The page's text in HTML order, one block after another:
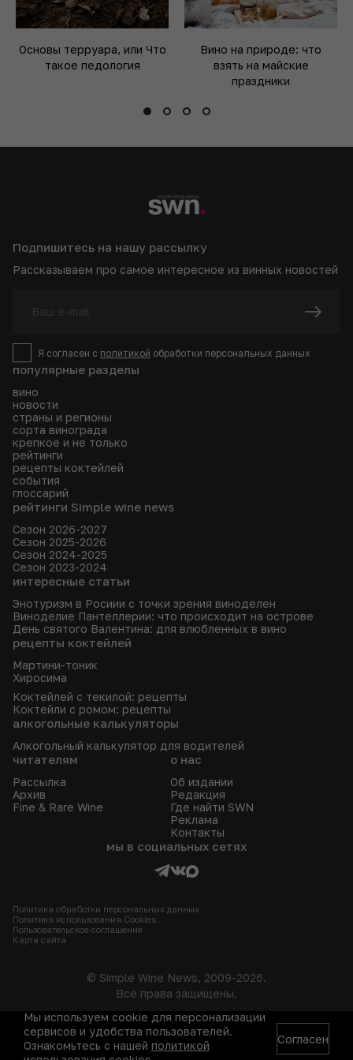
Основы терруара, или Что
такое педология
Вино на природе: что
взять на майские
праздники
популярные разделы
вино
новости
страны и регионы
сорта винограда
крепкое и не только
рейтинги
рецепты коктейлей
события
глоссарий
рейтинги Simple wine news
Сезон 2026-2027
Сезон 2025-2026
Сезон 2024-2025
Сезон 2023-2024
интересные статьи
Энотуризм в Росиии с точки зрения виноделен
Виноделие Пантеллерии: что происходит на острове
День святого Валентина: для влюбленных в вино
рецепты коктейлей
Мартини-тоник
Хиросима
Коктейлей с текилой: рецепты
Коктейли с ромом: рецепты
алкогольные калькуляторы
Алкогольный калькулятор для водителей
читателям
Рассылка
Архив
Fine & Rare Wine
о нас
Об издании
Редакция
Где найти SWN
Реклама
Контакты
Подпишитесь на нашу рассылку
Рассказываем про самое интересное из винных новостей
Я согласен с политикой обработки персональных данных
мы в социальных сетях
Политика обработки персональных данных
Политика использования Сookies
Пользовательское соглашение
Карта сайта
18+
© Simple Wine News, 2009-2026.
Все права защищены.
Мы используем cookie для персонализации
сервисов и удобства пользователей.
Ознакомьтесь с нашей политикой
Согласен